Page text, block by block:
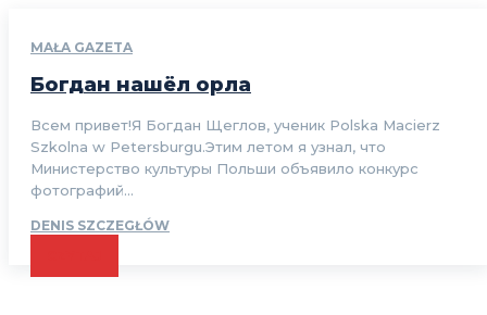
MAŁA GAZETA
Богдан нашёл орла
Всем привет!Я Богдан Щеглов, ученик Polska Macierz
Szkolna w Petersburgu.Этим летом я узнал, что
Министерство культуры Польши объявило конкурс
фотографий...
DENIS SZCZEGŁÓW